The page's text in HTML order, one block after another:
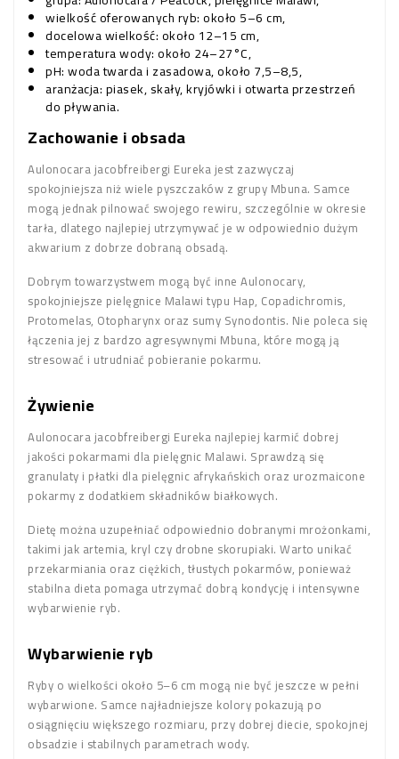
wielkość oferowanych ryb: około 5–6 cm,
docelowa wielkość: około 12–15 cm,
temperatura wody: około 24–27°C,
pH: woda twarda i zasadowa, około 7,5–8,5,
aranżacja: piasek, skały, kryjówki i otwarta przestrzeń
do pływania.
Zachowanie i obsada
Aulonocara jacobfreibergi Eureka jest zazwyczaj
spokojniejsza niż wiele pyszczaków z grupy Mbuna. Samce
mogą jednak pilnować swojego rewiru, szczególnie w okresie
tarła, dlatego najlepiej utrzymywać je w odpowiednio dużym
akwarium z dobrze dobraną obsadą.
Dobrym towarzystwem mogą być inne Aulonocary,
spokojniejsze pielęgnice Malawi typu Hap, Copadichromis,
Protomelas, Otopharynx oraz sumy Synodontis. Nie poleca się
łączenia jej z bardzo agresywnymi Mbuna, które mogą ją
stresować i utrudniać pobieranie pokarmu.
Żywienie
Aulonocara jacobfreibergi Eureka najlepiej karmić dobrej
jakości pokarmami dla pielęgnic Malawi. Sprawdzą się
granulaty i płatki dla pielęgnic afrykańskich oraz urozmaicone
pokarmy z dodatkiem składników białkowych.
Dietę można uzupełniać odpowiednio dobranymi mrożonkami,
takimi jak artemia, kryl czy drobne skorupiaki. Warto unikać
przekarmiania oraz ciężkich, tłustych pokarmów, ponieważ
stabilna dieta pomaga utrzymać dobrą kondycję i intensywne
wybarwienie ryb.
Wybarwienie ryb
Ryby o wielkości około 5–6 cm mogą nie być jeszcze w pełni
wybarwione. Samce najładniejsze kolory pokazują po
osiągnięciu większego rozmiaru, przy dobrej diecie, spokojnej
obsadzie i stabilnych parametrach wody.